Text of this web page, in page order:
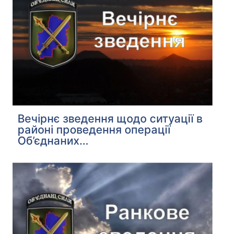
Вечірнє зведення щодо ситуації в
районі проведення операції
Об’єднаних...